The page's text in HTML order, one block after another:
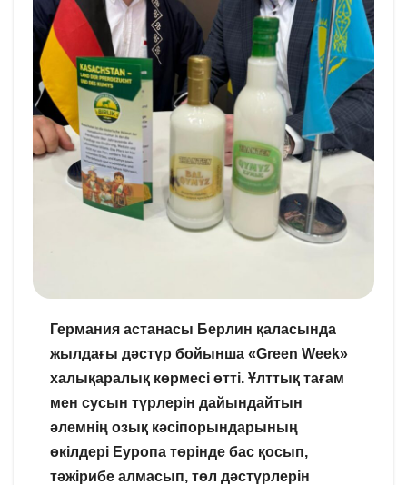
Германия астанасы Берлин қаласында
жылдағы дәстүр бойынша «Green Week»
халықаралық көрмесі өтті. Ұлттық тағам
мен сусын түрлерін дайындайтын
әлемнің озық кәсіпорындарының
өкілдері Еуропа төрінде бас қосып,
тәжірибе алмасып, төл дәстүрлерін